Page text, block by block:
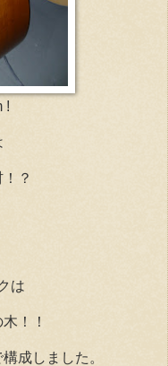
!
？
は
！！
成しました。